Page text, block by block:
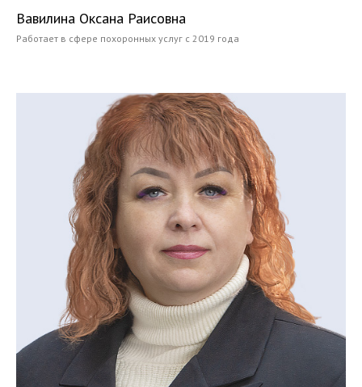
Вавилина Оксана Раисовна
Работает в сфере похоронных услуг с 2019 года